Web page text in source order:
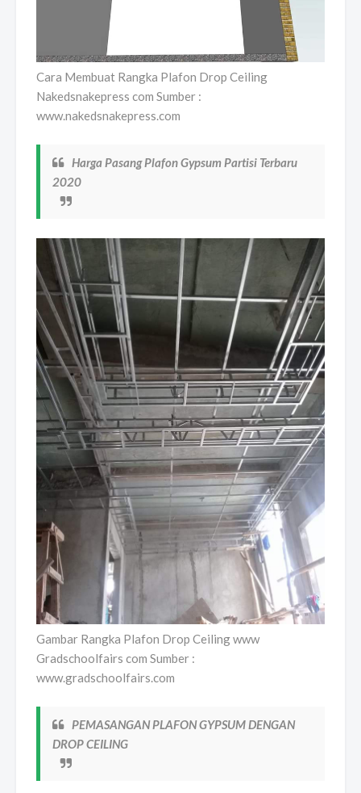
Cara Membuat Rangka Plafon Drop Ceiling
Nakedsnakepress com Sumber :
www.nakedsnakepress.com
Harga Pasang Plafon Gypsum Partisi Terbaru
2020
Gambar Rangka Plafon Drop Ceiling www
Gradschoolfairs com Sumber :
www.gradschoolfairs.com
PEMASANGAN PLAFON GYPSUM DENGAN
DROP CEILING